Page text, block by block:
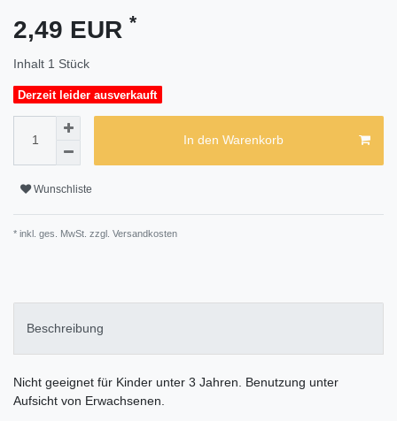
2,49 EUR *
Inhalt 1 Stück
Derzeit leider ausverkauft
In den Warenkorb
Wunschliste
* inkl. ges. MwSt. zzgl. Versandkosten
Beschreibung
Nicht geeignet für Kinder unter 3 Jahren. Benutzung unter
Aufsicht von Erwachsenen.